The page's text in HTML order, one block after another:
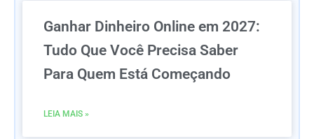
Ganhar Dinheiro Online em 2027:
Tudo Que Você Precisa Saber
Para Quem Está Começando
LEIA MAIS »